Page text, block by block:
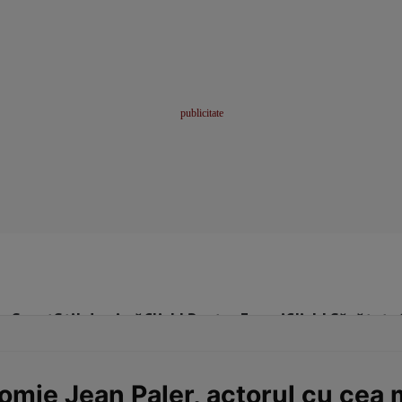
SportStil de viațăClick! Pentru FemeiClick! Sănătate
Jean Paler, actorul cu cea